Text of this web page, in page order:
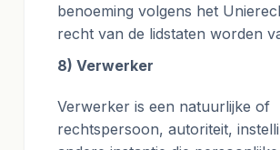
benoeming volgens het
recht van de lidstaten worden
8) Verwerker
Verwerker is een natuurlijke of
rechtspersoon, autoriteit,